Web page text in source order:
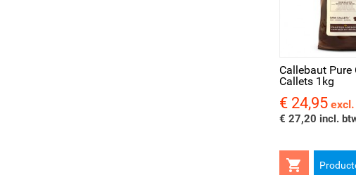
Callebaut Pure
Callets 1kg
Prijs
€ 24,95
€ 27,20 incl.

Snel